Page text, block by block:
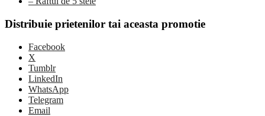
Distribuie prietenilor tai aceasta promotie
Facebook
X
Tumblr
LinkedIn
WhatsApp
Telegram
Email